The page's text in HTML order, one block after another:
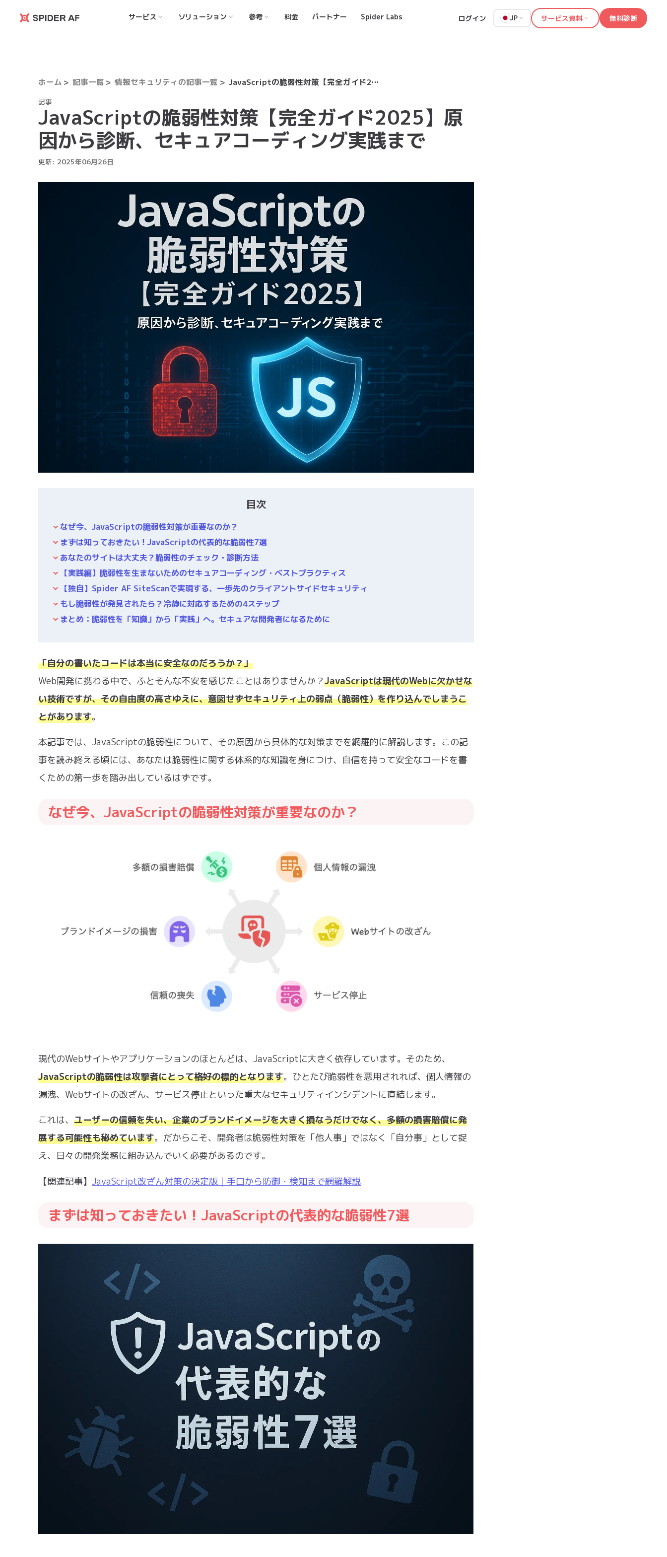
Spider
サービス ソリューション 参考 料金 パートナー Spider Labs ログイン JP サービス資料 無料診断
ホーム 記事一覧 情報セキュリティの記事一覧 JavaScriptの脆弱性対策【完全ガイド2025】原因から診断、セキュアコーディング実践まで
記事
JavaScriptの脆弱性対策【完全ガイド2025】原
因から診断、セキュアコーディング実践まで
更新: 2025年06月26日
目次
なぜ今、JavaScriptの脆弱性対策が重要なのか？
まずは知っておきたい！JavaScriptの代表的な脆弱性7選
あなたのサイトは大丈夫？脆弱性のチェック・診断方法
【実践編】脆弱性を生まないためのセキュアコーディング・ベストプラクティス
【独自】Spider AF SiteScanで実現する、一歩先のクライアントサイドセキュリティ
もし脆弱性が発見されたら？冷静に対応するための4ステップ
まとめ：脆弱性を「知識」から「実践」へ。セキュアな開発者になるために
「自分の書いたコードは本当に安全なのだろうか？」
Web開発に携わる中で、ふとそんな不安を感じたことはありませんか？JavaScriptは現代のWebに欠かせな
い技術ですが、その自由度の高さゆえに、意図せずセキュリティ上の弱点（脆弱性）を作り込んでしまうこ
とがあります。
本記事では、JavaScriptの脆弱性について、その原因から具体的な対策までを網羅的に解説します。この記
事を読み終える頃には、あなたは脆弱性に関する体系的な知識を身につけ、自信を持って安全なコードを書
くための第一歩を踏み出しているはずです。
なぜ今、JavaScriptの脆弱性対策が重要なのか？
現代のWebサイトやアプリケーションのほとんどは、JavaScriptに大きく依存しています。そのため、
JavaScriptの脆弱性は攻撃者にとって格好の標的となります。ひとたび脆弱性を悪用されれば、個人情報の
漏洩、Webサイトの改ざん、サービス停止といった重大なセキュリティインシデントに直結します。
これは、 ユーザーの信頼を失い、企業のブランドイメージを大きく損なうだけでなく、多額の損害賠償に発
展する可能性も秘めています。だからこそ、開発者は脆弱性対策を「他人事」ではなく「自分事」として捉
え、日々の開発業務に組み込んでいく必要があるのです。
【関連記事】 JavaScript改ざん対策の決定版｜手口から防御・検知まで網羅解説
まずは知っておきたい！JavaScriptの代表的な脆弱性7選